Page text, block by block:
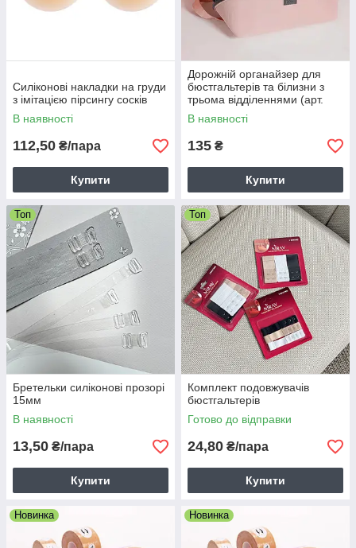
Силіконові накладки на груди
з імітацією пірсингу сосків
В наявності
112,50 ₴/пара
Купити
Дорожній органайзер для
бюстгальтерів та білизни з
трьома відділеннями (арт.
Р161)
В наявності
135 ₴
Купити
Топ
Бретельки силіконові прозорі
15мм
В наявності
13,50 ₴/пара
Купити
Топ
Комплект подовжувачів
бюстгальтерів
Готово до відправки
24,80 ₴/пара
Купити
Новинка Новинка